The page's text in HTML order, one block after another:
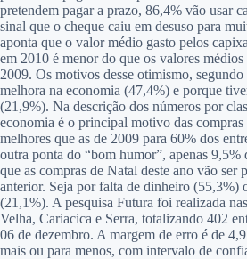
pretendem pagar a prazo, 86,4% vão usar
sinal que o cheque caiu em desuso para
aponta que o valor médio gasto pelos
em 2010 é menor do que os valores
2009. Os motivos desse otimismo, segundo
melhora na economia (47,4%) e porque
(21,9%). Na descrição dos números por
economia é o principal motivo das compras
melhores que as de 2009 para 60% dos
outra ponta do “bom humor”, apenas 9,5%
que as compras de Natal deste ano vão ser
anterior. Seja por falta de dinheiro (55,3%)
(21,1%). A pesquisa Futura foi realizada
Velha, Cariacica e Serra, totalizando 402
06 de dezembro. A margem de erro é de
mais ou para menos, com intervalo de